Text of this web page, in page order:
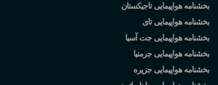
بخشنامه هواپیمایی تاجیکستان
بخشنامه هواپیمایی تای
بخشنامه هواپیمایی جت آسیا
بخشنامه هواپیمایی جرمنیا
بخشنامه هواپیمایی جزیره